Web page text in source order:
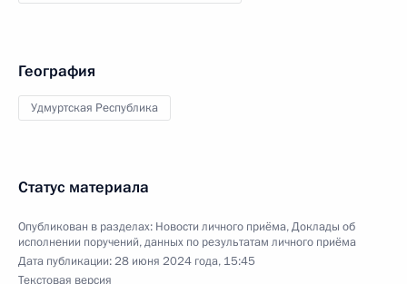
География
Удмуртская Республика
Статус материала
Опубликован в разделах: Новости личного приёма,Доклады об
исполнении поручений, данных по результатам личного приёма
Дата публикации:28 июня 2024 года, 15:45
Текстовая версия